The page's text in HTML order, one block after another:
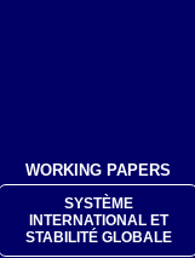
WORKING PAPERS
SYSTÈME
INTERNATIONAL ET
STABILITÉ GLOBALE